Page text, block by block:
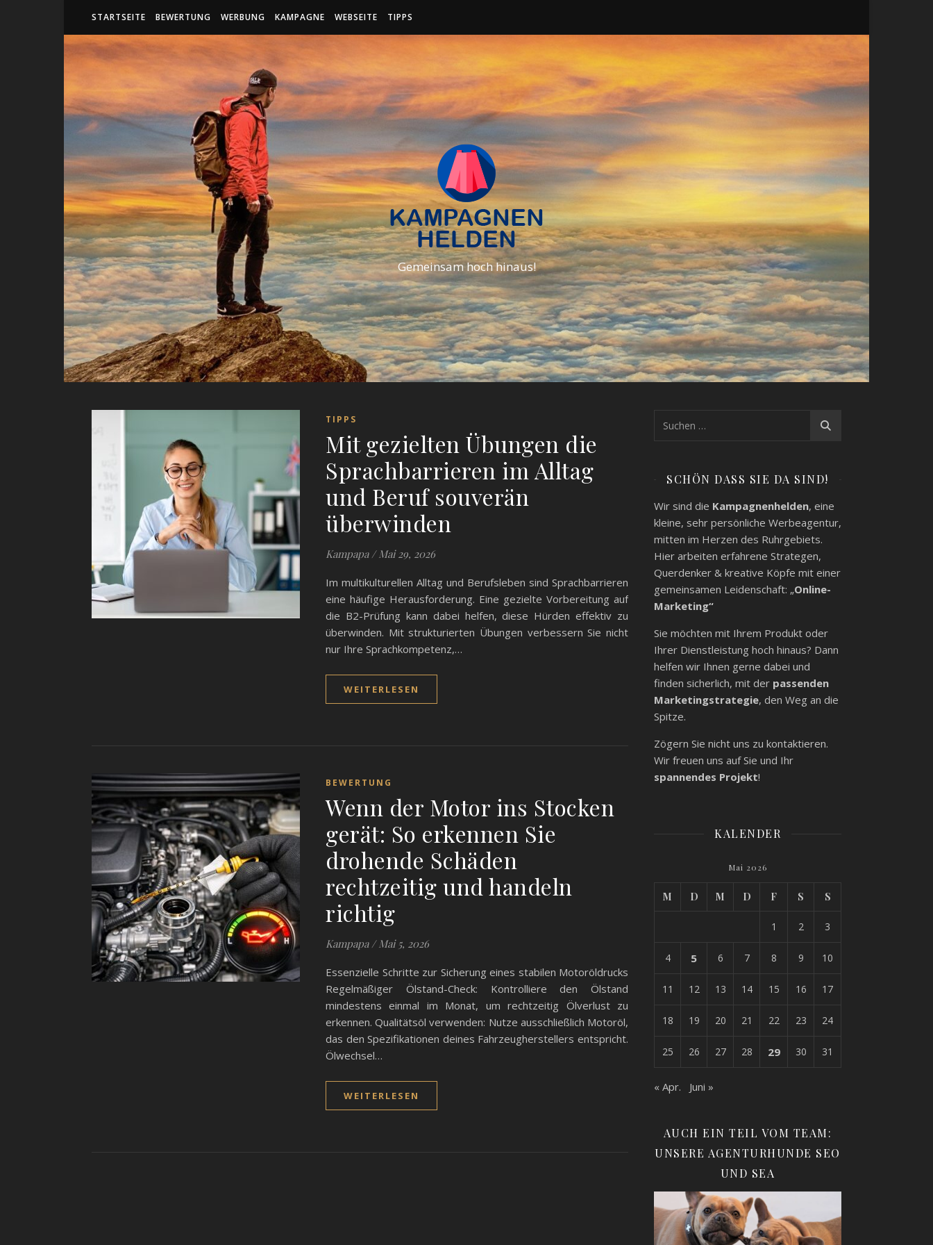
STARTSEITE BEWERTUNG WERBUNG KAMPAGNE WEBSEITE TIPPS
Gemeinsam hoch hinaus!
TIPPS
Mit gezielten Übungen die
Sprachbarrieren im Alltag
und Beruf souverän
überwinden
Kampapa / Mai 29, 2026
Im multikulturellen Alltag und Berufsleben sind Sprachbarrieren
eine häufige Herausforderung. Eine gezielte Vorbereitung auf
die B2-Prüfung kann dabei helfen, diese Hürden effektiv zu
überwinden. Mit strukturierten Übungen verbessern Sie nicht
nur Ihre Sprachkompetenz,…
WEITERLESEN
BEWERTUNG
Wenn der Motor ins Stocken
gerät: So erkennen Sie
drohende Schäden
rechtzeitig und handeln
richtig
Kampapa / Mai 5, 2026
Essenzielle Schritte zur Sicherung eines stabilen Motoröldrucks
Regelmäßiger Ölstand-Check: Kontrolliere den Ölstand
mindestens einmal im Monat, um rechtzeitig Ölverlust zu
erkennen. Qualitätsöl verwenden: Nutze ausschließlich Motoröl,
das den Spezifikationen deines Fahrzeugherstellers entspricht.
Ölwechsel…
WEITERLESEN
SCHÖN DASS SIE DA SIND!
Wir sind die Kampagnenhelden, eine
kleine, sehr persönliche Werbeagentur,
mitten im Herzen des Ruhrgebiets.
Hier arbeiten erfahrene Strategen,
Querdenker & kreative Köpfe mit einer
gemeinsamen Leidenschaft: „Online-
Marketing“
Sie möchten mit Ihrem Produkt oder
Ihrer Dienstleistung hoch hinaus? Dann
helfen wir Ihnen gerne dabei und
finden sicherlich, mit der passenden
Marketingstrategie, den Weg an die
Spitze.
Zögern Sie nicht uns zu kontaktieren.
Wir freuen uns auf Sie und Ihr
spannendes Projekt!
KALENDER
Mai 2026
M D M D F S S
1 2 3
4 5 6 7 8 9 10
11 12 13 14 15 16 17
18 19 20 21 22 23 24
25 26 27 28 29 30 31
« Apr. Juni »
AUCH EIN TEIL VOM TEAM:
UNSERE AGENTURHUNDE SEO
UND SEA